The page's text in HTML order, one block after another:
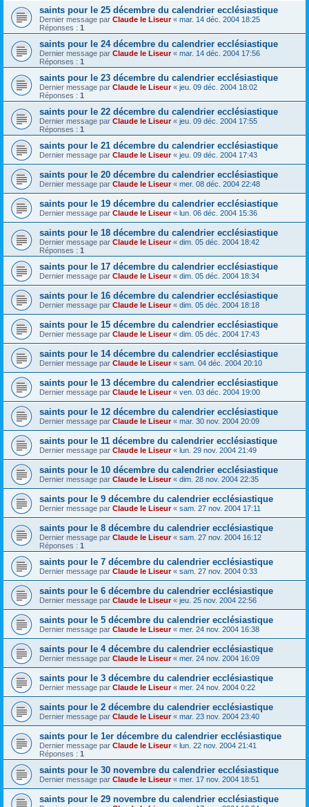
saints pour le 25 décembre du calendrier ecclésiastique
Dernier message par Claude le Liseur« mar. 14 déc. 2004 18:25
Réponses : 1
saints pour le 24 décembre du calendrier ecclésiastique
Dernier message par Claude le Liseur« mar. 14 déc. 2004 17:56
Réponses : 1
saints pour le 23 décembre du calendrier ecclésiastique
Dernier message par Claude le Liseur« jeu. 09 déc. 2004 18:02
Réponses : 1
saints pour le 22 décembre du calendrier ecclésiastique
Dernier message par Claude le Liseur« jeu. 09 déc. 2004 17:55
Réponses : 1
saints pour le 21 décembre du calendrier ecclésiastique
Dernier message par Claude le Liseur« jeu. 09 déc. 2004 17:43
saints pour le 20 décembre du calendrier ecclésiastique
Dernier message par Claude le Liseur« mer. 08 déc. 2004 22:48
saints pour le 19 décembre du calendrier ecclésiastique
Dernier message par Claude le Liseur« lun. 06 déc. 2004 15:36
saints pour le 18 décembre du calendrier ecclésiastique
Dernier message par Claude le Liseur« dim. 05 déc. 2004 18:42
Réponses : 1
saints pour le 17 décembre du calendrier ecclésiastique
Dernier message par Claude le Liseur« dim. 05 déc. 2004 18:34
saints pour le 16 décembre du calendrier ecclésiastique
Dernier message par Claude le Liseur« dim. 05 déc. 2004 18:18
saints pour le 15 décembre du calendrier ecclésiastique
Dernier message par Claude le Liseur« dim. 05 déc. 2004 17:43
saints pour le 14 décembre du calendrier ecclésiastique
Dernier message par Claude le Liseur« sam. 04 déc. 2004 20:10
saints pour le 13 décembre du calendrier ecclésiastique
Dernier message par Claude le Liseur« ven. 03 déc. 2004 19:00
saints pour le 12 décembre du calendrier ecclésiastique
Dernier message par Claude le Liseur« mar. 30 nov. 2004 20:09
saints pour le 11 décembre du calendrier ecclésiastique
Dernier message par Claude le Liseur« lun. 29 nov. 2004 21:49
saints pour le 10 décembre du calendrier ecclésiastique
Dernier message par Claude le Liseur« dim. 28 nov. 2004 22:35
saints pour le 9 décembre du calendrier ecclésiastique
Dernier message par Claude le Liseur« sam. 27 nov. 2004 17:11
saints pour le 8 décembre du calendrier ecclésiastique
Dernier message par Claude le Liseur« sam. 27 nov. 2004 16:12
Réponses : 1
saints pour le 7 décembre du calendrier ecclésiastique
Dernier message par Claude le Liseur« sam. 27 nov. 2004 0:33
saints pour le 6 décembre du calendrier ecclésiastique
Dernier message par Claude le Liseur« jeu. 25 nov. 2004 22:56
saints pour le 5 décembre du calendrier ecclésiastique
Dernier message par Claude le Liseur« mer. 24 nov. 2004 16:38
saints pour le 4 décembre du calendrier ecclésiastique
Dernier message par Claude le Liseur« mer. 24 nov. 2004 16:09
saints pour le 3 décembre du calendrier ecclésiastique
Dernier message par Claude le Liseur« mer. 24 nov. 2004 0:22
saints pour le 2 décembre du calendrier ecclésiastique
Dernier message par Claude le Liseur« mar. 23 nov. 2004 23:40
saints pour le 1er décembre du calendrier ecclésiastique
Dernier message par Claude le Liseur« lun. 22 nov. 2004 21:41
Réponses : 1
saints pour le 30 novembre du calendrier ecclésiastique
Dernier message par Claude le Liseur« mer. 17 nov. 2004 18:51
saints pour le 29 novembre du calendrier ecclésiastique